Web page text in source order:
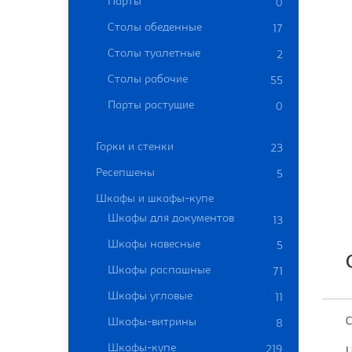
0
Столы обеденные 17
Столы туалетные 2
Столы рабочие 55
Парты растущие 0
Горки и стенки 23
Ресепшены 5
Шкафы и шкафы-купе
Шкафы для документов
13
Шкафы навесные
5
Шкафы распашные 71
Шкафы угловые 11
Шкафы-витрины 8
Шкафы-купе